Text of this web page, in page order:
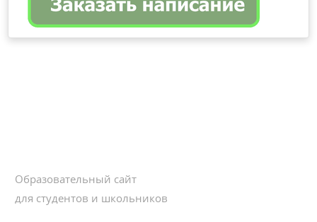
Образовательный сайт
для студентов и школьников